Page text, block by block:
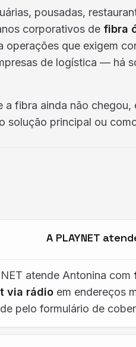
pousadas,
corporativos de fibra
operações que exigem
de logística — há
a fibra ainda não
solução principal ou
A PLAYNET
atende Antonina com
via rádio em endereços
pelo formulário de